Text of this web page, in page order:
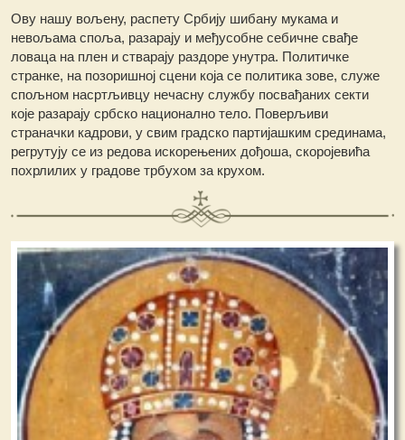
Ову нашу вољену, распету Србију шибану мукама и
невољама споља, разарају и међусобне себичне свађе
ловаца на плен и стварају раздоре унутра. Политичке
странке, на позоришној сцени која се политика зове, служе
спољном насртљивцу нечасну службу посвађаних секти
које разарају србско национално тело. Поверљиви
страначки кадрови, у свим градско партијашким срединама,
регрутују се из редова искорењених дођоша, скоројевића
похрлилих у градове трбухом за крухом.